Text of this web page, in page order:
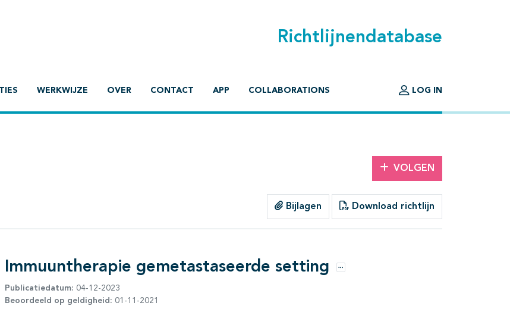
Richtlijnendatabase
WERKWIJZE OVER CONTACT APP COLLABORATIONS LOG IN
VOLGEN
Bijlagen Download richtlijn
Immuuntherapie gemetastaseerde setting Opties
Publicatiedatum: 04-12-2023
Beoordeeld op geldigheid: 01-11-2021